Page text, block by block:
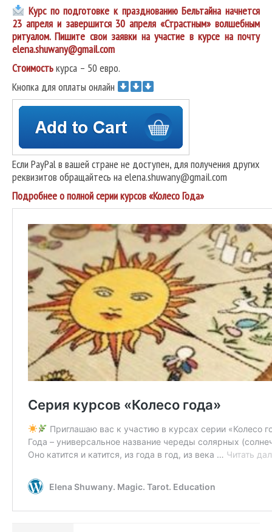
Курс по подготовке к празднованию Бельтайна начнется
23 апреля и завершится 30 апреля «Страстным» волшебным
ритуалом. Пишите свои заявки на участие в курсе на почту
elena.shuwany@gmail.com
Стоимостькурса – 50 евро.
Кнопка для оплаты онлайн
Если PayPal в вашей стране не доступен, для получения других
реквизитов обращайтесь на elena.shuwany@gmail.com
Подробнее о полной серии курсов «Колесо Года»